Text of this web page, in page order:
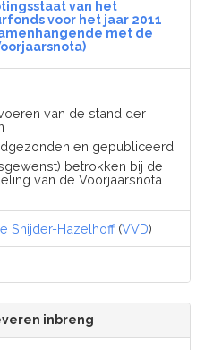
van het
voor het jaar 2011
met de
van de stand der
en gepubliceerd
betrokken bij de
van de Voorjaarsnota
Snijder-Hazelhoff(VVD)
inbreng